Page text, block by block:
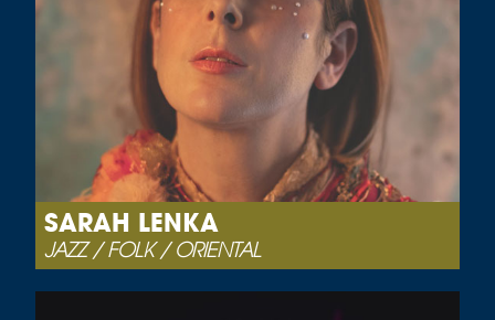
SARAH LENKA
JAZZ / FOLK / ORIENTAL